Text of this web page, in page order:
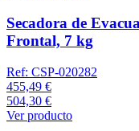
Secadora de
Frontal, 7 kg
Ref: CSP-020282
455,49 €
504,30 €
Ver producto